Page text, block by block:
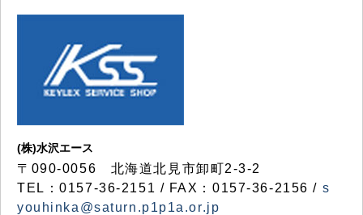
(株)水沢エース
〒090-0056 北海道北見市卸町2-3-2
TEL：0157-36-2151 / FAX：0157-36-2156 / s
youhinka@saturn.p1p1a.or.jp